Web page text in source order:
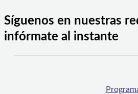
Síguenos en nuestras
infórmate al instante